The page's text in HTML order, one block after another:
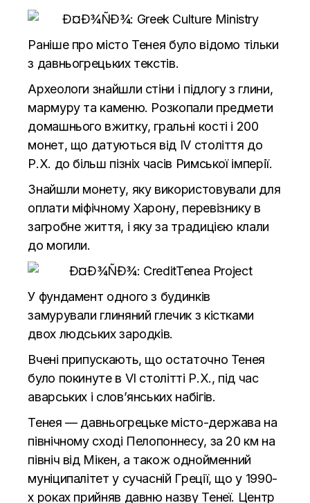
Раніше про місто Тенея було відомо тільки
з давньогрецьких текстів.
Археологи знайшли стіни і підлогу з глини,
мармуру та каменю. Розкопали предмети
домашнього вжитку, гральні кості і 200
монет, що датуються від IV століття до
Р.Х. до більш пізніх часів Римської імперії.
Знайшли монету, яку використовували для
оплати міфічному Харону, перевізнику в
загробне життя, і яку за традицією клали
до могили.
У фундамент одного з будинків
замурували глиняний глечик з кістками
двох людських зародків.
Вчені припускають, що остаточно Тенея
було покинуте в VI столітті Р.Х., під час
аварських і слов’янських набігів.
Тенея — давньогрецьке місто-держава на
північному сході Пелопоннесу, за 20 км на
північ від Мікен, а також однойменний
муніципалітет у сучасній Греції, що у 1990-
х роках прийняв давню назву Тенеї. Центр